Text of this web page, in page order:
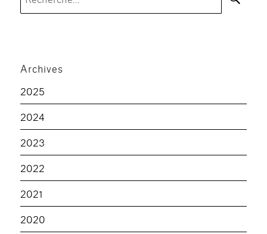
Archives
2025
2024
2023
2022
2021
2020